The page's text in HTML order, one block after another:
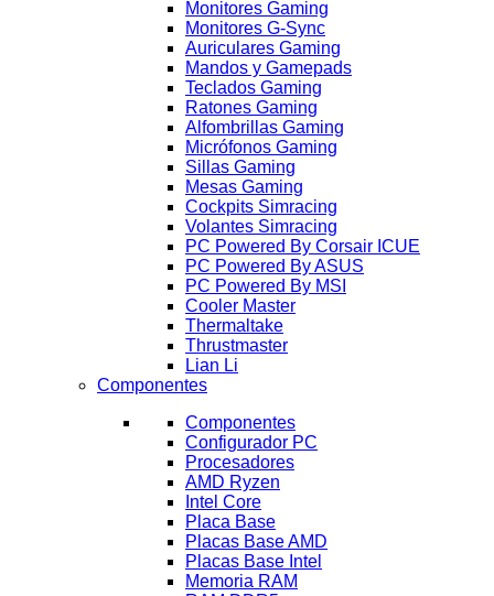
Monitores Gaming
Monitores G-Sync
Auriculares Gaming
Mandos y Gamepads
Teclados Gaming
Ratones Gaming
Alfombrillas Gaming
Micrófonos Gaming
Sillas Gaming
Mesas Gaming
Cockpits Simracing
Volantes Simracing
PC Powered By Corsair ICUE
PC Powered By ASUS
PC Powered By MSI
Cooler Master
Thermaltake
Thrustmaster
Lian Li
Componentes
Componentes
Configurador PC
Procesadores
AMD Ryzen
Intel Core
Placa Base
Placas Base AMD
Placas Base Intel
Memoria RAM